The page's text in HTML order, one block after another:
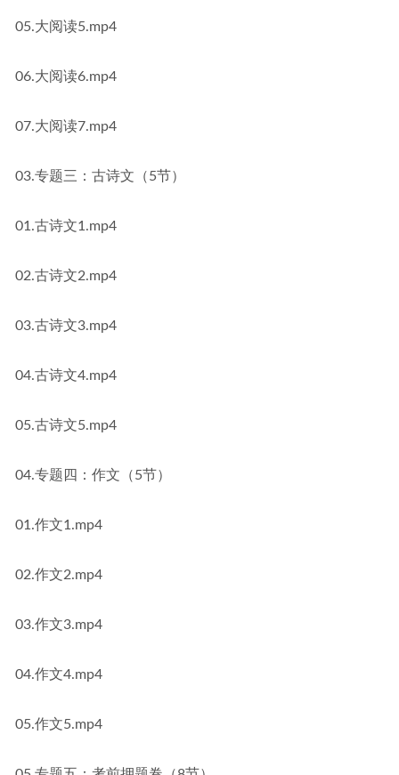
05.大阅读5.mp4
06.大阅读6.mp4
07.大阅读7.mp4
03.专题三：古诗文（5节）
01.古诗文1.mp4
02.古诗文2.mp4
03.古诗文3.mp4
04.古诗文4.mp4
05.古诗文5.mp4
04.专题四：作文（5节）
01.作文1.mp4
02.作文2.mp4
03.作文3.mp4
04.作文4.mp4
05.作文5.mp4